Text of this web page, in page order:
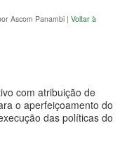
Ascom Panambi | Voltar à
com atribuição de
o aperfeiçoamento do
das políticas do